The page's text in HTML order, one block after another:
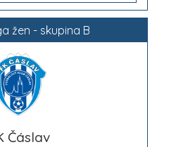
žen - skupina B
Čáslav